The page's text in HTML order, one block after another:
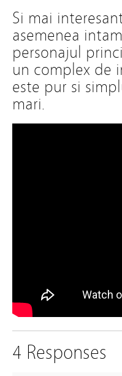
Si mai
asemenea
personajul
un complex de
este pur si
mari.
4 Responses